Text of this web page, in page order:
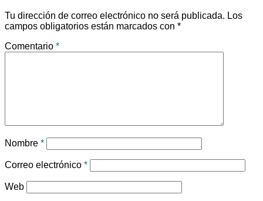
Tu dirección de correo electrónico no será publicada. Los
campos obligatorios están marcados con *
Comentario *
Nombre *
Correo electrónico *
Web